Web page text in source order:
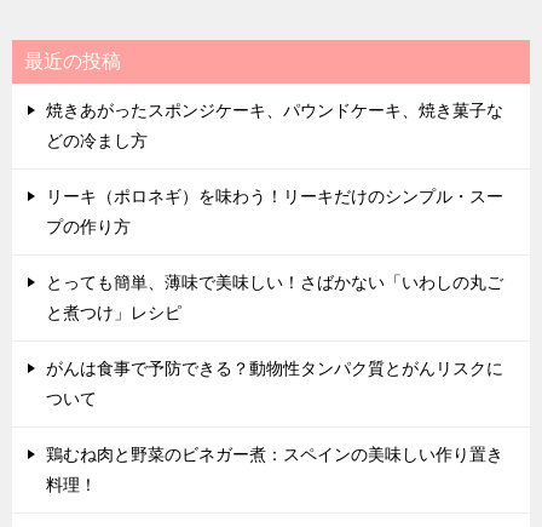
最近の投稿
焼きあがったスポンジケーキ、パウンドケーキ、焼き菓子な
どの冷まし方
リーキ（ポロネギ）を味わう！リーキだけのシンプル・スー
プの作り方
とっても簡単、薄味で美味しい！さばかない「いわしの丸ご
と煮つけ」レシピ
がんは食事で予防できる？動物性タンパク質とがんリスクに
ついて
鶏むね肉と野菜のビネガー煮：スペインの美味しい作り置き
料理！